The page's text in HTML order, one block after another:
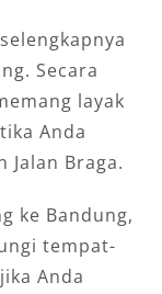
Secara
layak
Anda
Jalan Braga.
ke Bandung,
tempat-
Anda